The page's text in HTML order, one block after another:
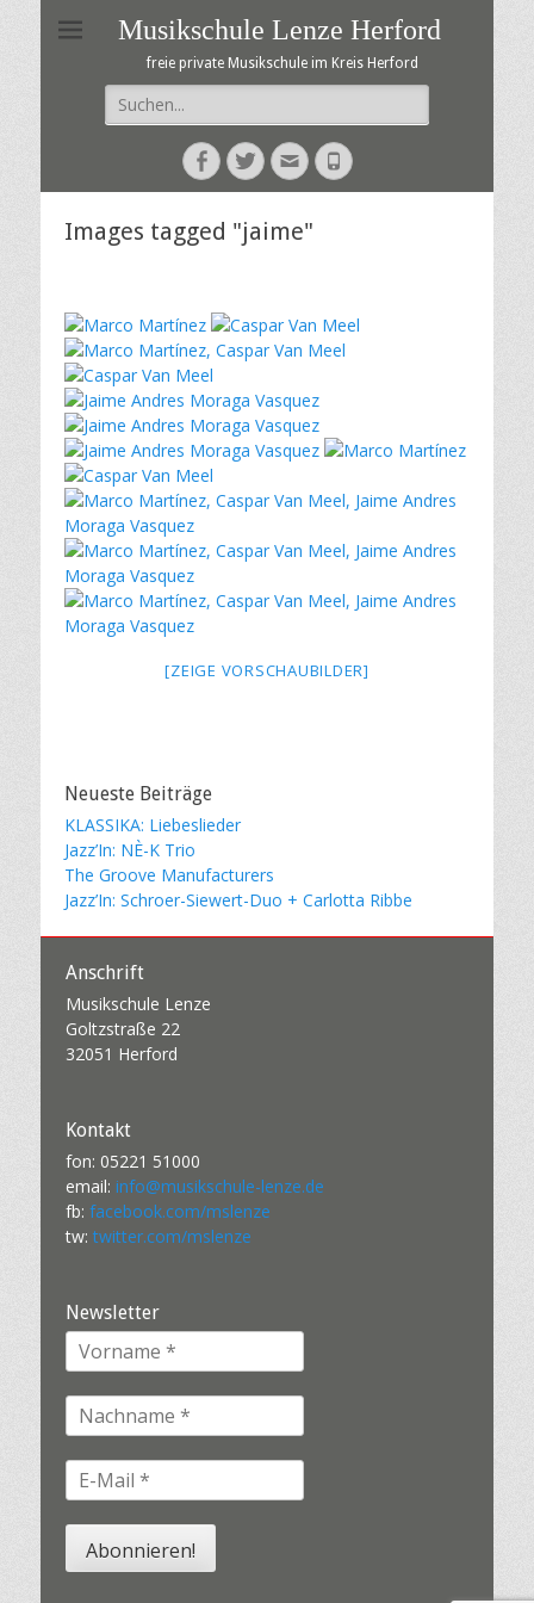
Musikschule Lenze Herford
freie private Musikschule im Kreis Herford
Suche
nach:
Facebook
Twitter
E-
Mail
Telefon
Images tagged "jaime"
[ZEIGE VORSCHAUBILDER]
Neueste Beiträge
KLASSIKA: Liebeslieder
Jazz’In: NÈ-K Trio
The Groove Manufacturers
Jazz’In: Schroer-Siewert-Duo + Carlotta Ribbe
Anschrift
Musikschule Lenze
Goltzstraße 22
32051 Herford
Kontakt
fon: 05221 51000
email: info@musikschule-lenze.de
fb: facebook.com/mslenze
tw: twitter.com/mslenze
Newsletter